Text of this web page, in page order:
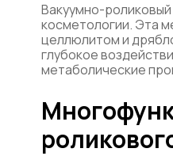
Вакуумно-
косметологии. Эта
целлюлитом и
глубокое
метаболические